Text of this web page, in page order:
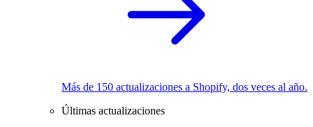
Más de 150 actualizaciones a Shopify, dos veces al año.
Últimas actualizaciones